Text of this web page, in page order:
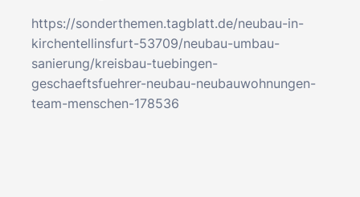
https://sonderthemen.tagblatt.de/neubau-in-
kirchentellinsfurt-53709/neubau-umbau-
sanierung/kreisbau-tuebingen-
geschaeftsfuehrer-neubau-neubauwohnungen-
team-menschen-178536